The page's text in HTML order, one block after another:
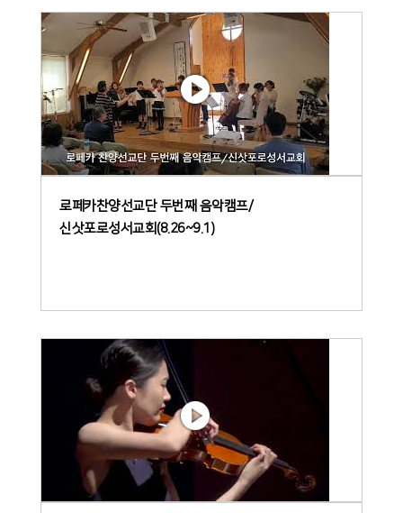
로페카찬양선교단 두번째 음악캠프/
신삿포로성서교회(8.26~9.1)